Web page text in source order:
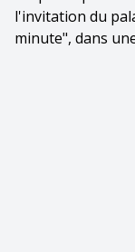
l'invitation du
minute", dans